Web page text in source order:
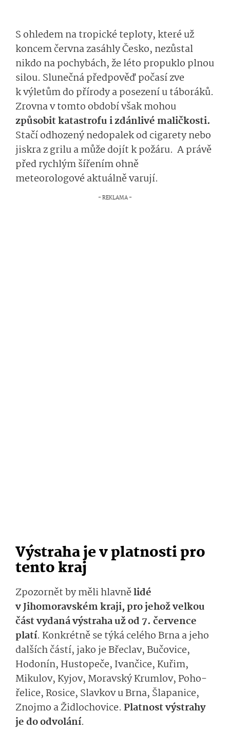
S ohledem na tropické teploty, které už
koncem června zasáhly Česko, nezůstal
nikdo na pochybách, že léto propuklo plnou
silou. Slunečná předpověď počasí zve
k výletůmdo přírodyapose­zení u táboráků.
Zrovna v tomto období však mohou
způsobit katastrofu i zdánlivé maličkosti.
Stačí odhozený nedopalek od cigarety nebo
jiskra z grilu amůže dojít k požáru. A právě
před rychlýmšířením ohně
meteorologovéak­tuálněvarují­.
Výstraha je v platnosti pro
tento kraj
Zpozornět by měli hlavnělidé
v Jihomoravském kraji, pro jehož velkou
část vydaná výstraha už od 7. července
platí. Konkrétně se týkácelého Brna a jeho
dalších částí, jako je Břeclav, Bučovice,
Hodonín, Hustopeče, Ivančice, Kuřim,
Mikulov, Kyjov, Moravský Krumlov,Poho­
řelice, Rosice, Slavkov u Brna, Šlapanice,
Znojmo aŽidlocho­vice. Platnost výstrahy
je do odvolání.